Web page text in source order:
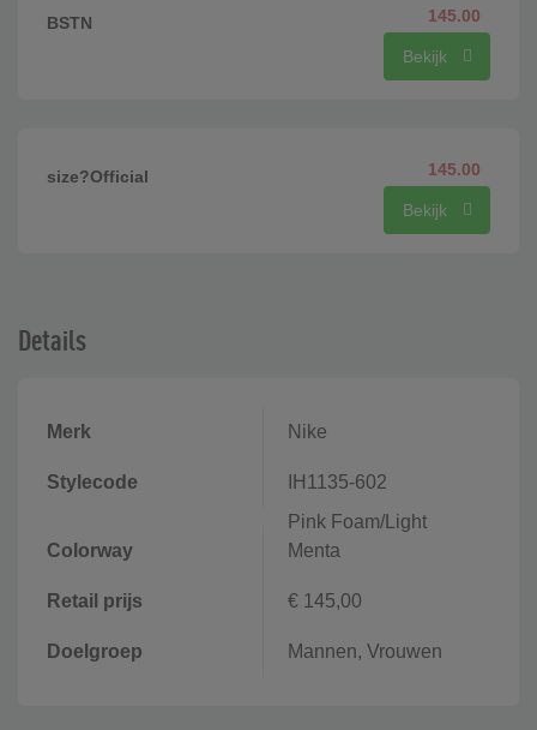
BSTN 145.00
Bekijk
size?Official 145.00
Bekijk
Details
Merk Nike
Stylecode IH1135-602
Colorway
Pink Foam/Light
Menta
Retail prijs € 145,00
Doelgroep Mannen, Vrouwen